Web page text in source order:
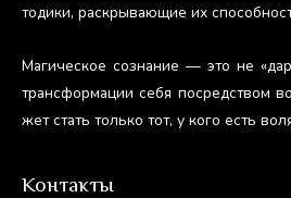
тоди­ки, рас­кры­ва­ющие их
Ма­гичес­кое соз­на­ние — это не
тран­сфор­ма­ции се­бя пос­редс­твом
жет стать толь­ко тот, у ко­го есть
Контакты